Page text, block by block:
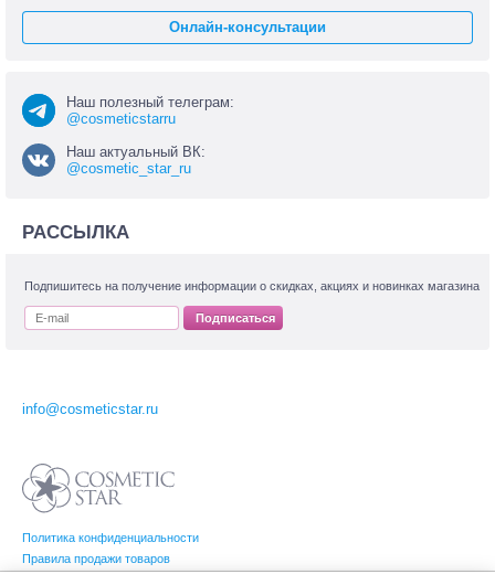
Онлайн-консультации
Наш полезный телеграм:
@cosmeticstarru
Наш актуальный ВК:
@cosmetic_star_ru
РАССЫЛКА
Подпишитесь на получение информации о скидках, акциях и новинках магазина
Подписаться
Политика конфиденциальности
Правила продажи товаров
info@cosmeticstar.ru